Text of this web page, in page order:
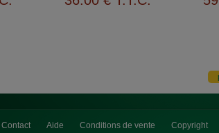
Contact Aide Conditions de vente Copyright